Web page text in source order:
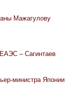
Мажагулову
– Сагинтаев
министра Японии